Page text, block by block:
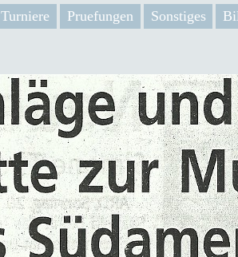
Turniere Pruefungen Sonstiges